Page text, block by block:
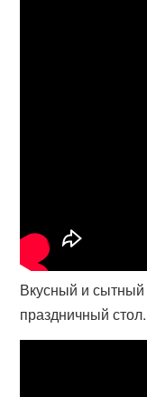
Вкусный и сытный
праздничный стол.